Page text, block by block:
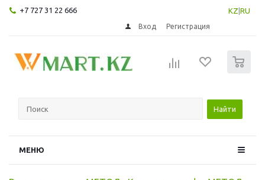
+7 727 31 22 666 KZ RU
Вход Регистрация
Найти
МЕНЮ